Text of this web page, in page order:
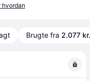
Brugte fra 2.077 kr.